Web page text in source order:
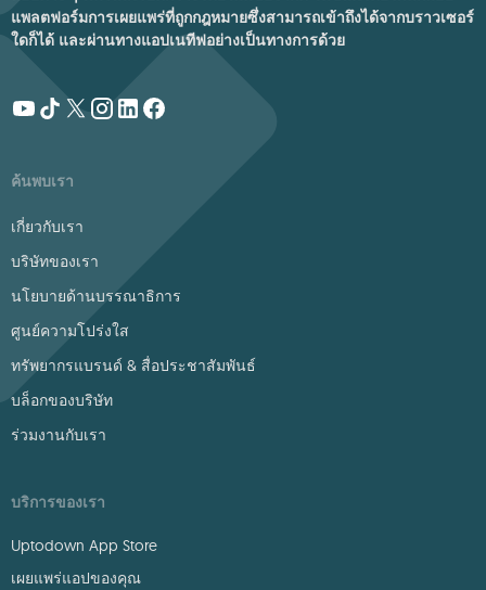
แพลตฟอร์มการเผยแพร่ที่ถูกกฎหมายซึ่งสามารถเข้าถึงได้จากบราวเซอร์
ใดก็ได้ และผ่านทางแอปเนทีฟอย่างเป็นทางการด้วย
ค้นพบเรา
เกี่ยวกับเรา
บริษัทของเรา
นโยบายด้านบรรณาธิการ
ศูนย์ความโปร่งใส
ทรัพยากรแบรนด์ & สื่อประชาสัมพันธ์
บล็อกของบริษัท
ร่วมงานกับเรา
บริการของเรา
Uptodown App Store
เผยแพร่แอปของคุณ